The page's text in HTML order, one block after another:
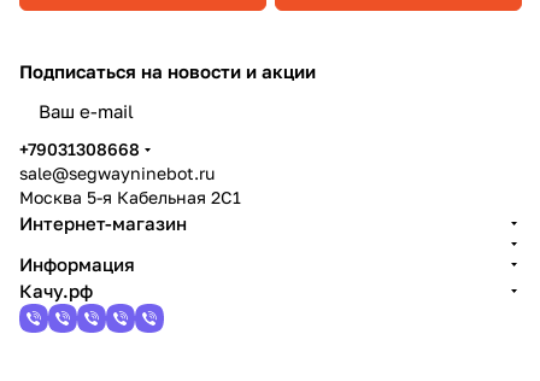
Подписаться на новости и акции
+79031308668
sale@segwayninebot.ru
Москва 5-я Кабельная 2С1
Интернет-магазин
Информация
Качу.рф